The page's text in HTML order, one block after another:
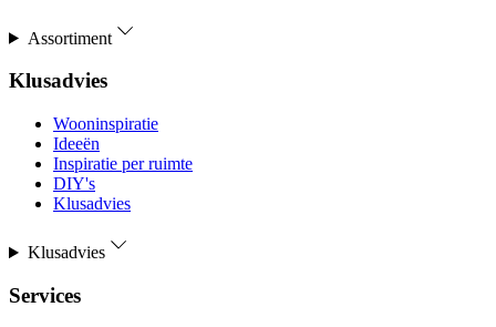
Assortiment
Klusadvies
Wooninspiratie
Ideeën
Inspiratie per ruimte
DIY's
Klusadvies
Klusadvies
Services